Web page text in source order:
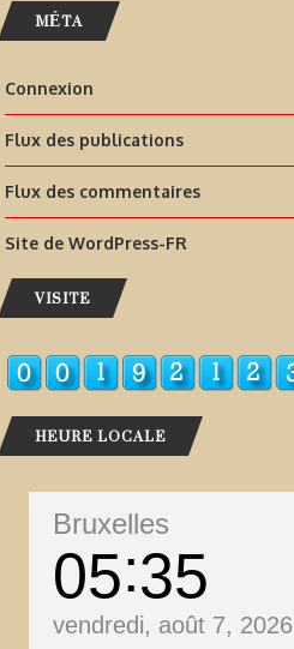
MÉTA
Connexion
Flux des publications
Flux des commentaires
Site de WordPress-FR
VISITE
HEURE LOCALE
Bruxelles
05 35
vendredi, août 7, 2026